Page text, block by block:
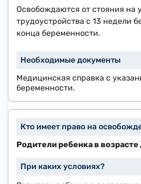
Освобождаются от стояния на
трудоустройства с 13 недели
конца беременности.
Медицинская справка с
беременности.
Родители ребенка в возрасте